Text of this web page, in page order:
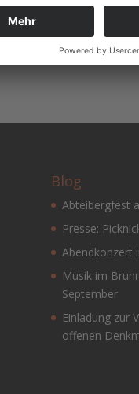
des offenen
gestaltet
Blog
Abteibergfest
Presse:
Abendkonzert
Musik im
September
Einladung zur
offenen